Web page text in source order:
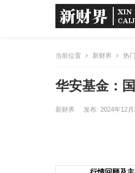
当前位置 新财界 热门
华安基金：
新财界 发布: 2024年12月